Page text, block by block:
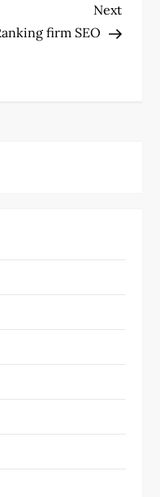
Next
Post
Next
firm SEO